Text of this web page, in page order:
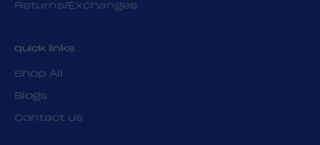
Returns/Exchanges
quick links
Shop All
Blogs
Contact us